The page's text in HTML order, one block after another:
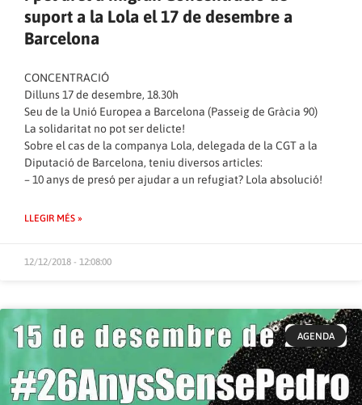
suport a la Lola el 17 de desembre a
Barcelona
CONCENTRACIÓ
Dilluns 17 de desembre, 18.30h
Seu de la Unió Europea a Barcelona (Passeig de Gràcia 90)
La solidaritat no pot ser delicte!
Sobre el cas de la companya Lola, delegada de la CGT a la
Diputació de Barcelona, teniu diversos articles:
– 10 anys de presó per ajudar a un refugiat? Lola absolució!
LLEGIR MÉS »
12/12/2018 - 12:08:00
AGENDA